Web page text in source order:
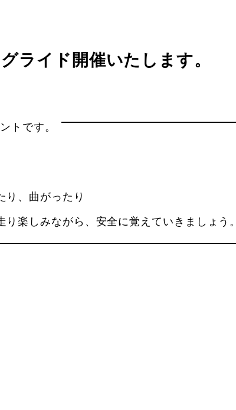
ライド開催いたします。
トです。
り、曲がったり
楽しみながら、安全に覚えていきましょう。